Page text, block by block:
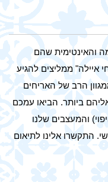
והאינטימית שהם
איילה" ממליצים להגיע
הרב של האריחים
ביותר. הביאו עמכם
והמעצבים שלנו
התקשרו אלינו לתיאום